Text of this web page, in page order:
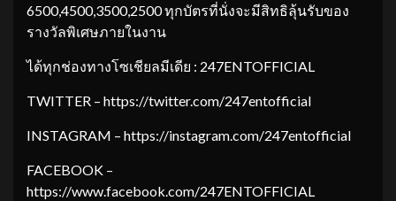
6500,4500,3500,2500 ทุกบัตรที่นั่งจะมีสิทธิลุ้นรับของ
รางวัลพิเศษภายในงาน
ได้ทุกช่องทางโซเชียลมีเดีย : 247ENTOFFICIAL
TWITTER – https://twitter.com/247entofficial
INSTAGRAM – https://instagram.com/247entofficial
FACEBOOK –
https://www.facebook.com/247ENTOFFICIAL